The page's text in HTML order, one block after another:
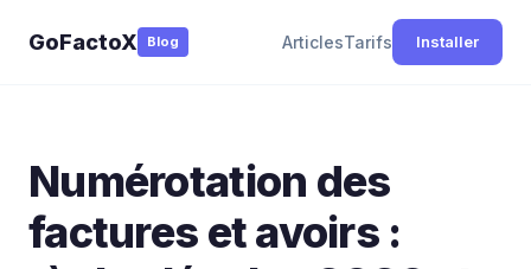
GoFactoX Blog ArticlesTarifs Installer
Numérotation des
factures et avoirs :